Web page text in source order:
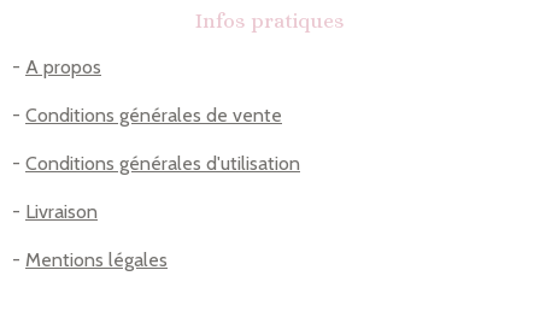
Infos pratiques
- A propos
- Conditions générales de vente
- Conditions générales d'utilisation
- Livraison
- Mentions légales